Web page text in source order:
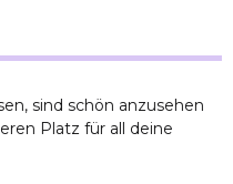
sind schön anzusehen
Platz für all deine